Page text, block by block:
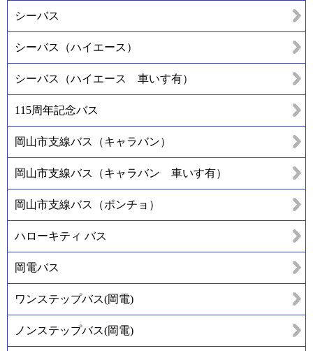
シーバス
シーバス（ハイエース）
シーバス（ハイエース 車いす有）
115周年記念バス
岡山市支線バス（キャラバン）
岡山市支線バス（キャラバン 車いす有）
岡山市支線バス（ポンチョ）
ハローキティ バス
岡電バス
ワンステップバス(岡電)
ノンステップバス(岡電)